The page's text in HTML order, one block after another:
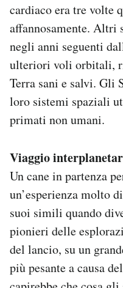
cardiaco era tre volte
affannosamente.
negli anni seguenti
ulteriori voli orbitali,
Terra sani e salvi. Gli
loro sistemi spaziali
primati non umani.
Viaggio
Un cane in partenza
un’esperienza molto
suoi simili quando
pionieri delle
del lancio, su un
più pesante a causa